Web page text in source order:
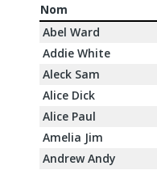
Nom
Abel Ward
Addie White
Aleck Sam
Alice Dick
Alice Paul
Amelia Jim
Andrew Andy